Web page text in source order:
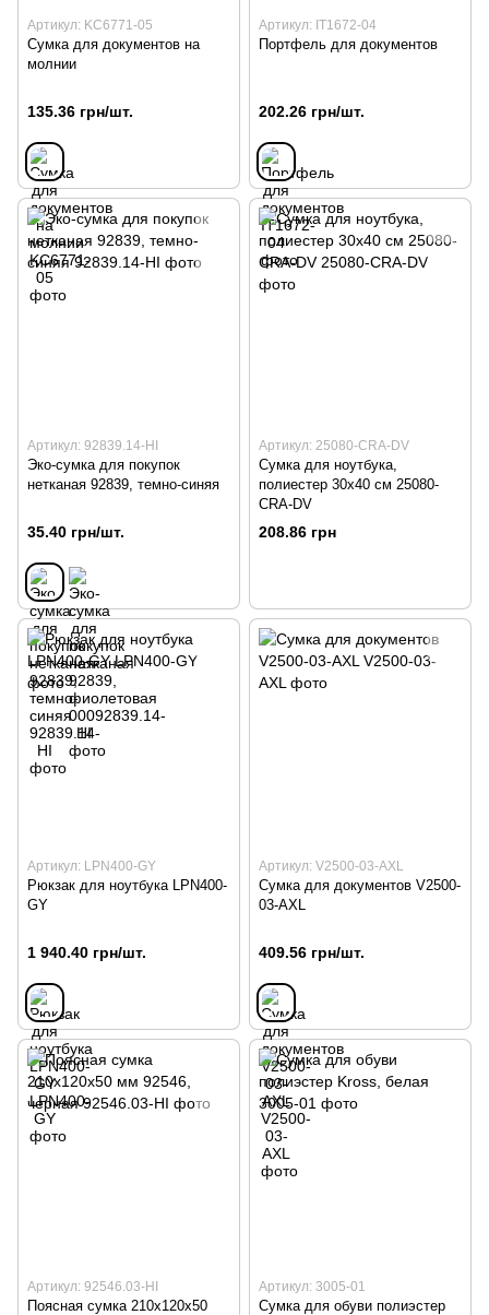
Артикул: KC6771-05
Сумка для документов на
молнии
135.36 грн/шт.
Артикул: IT1672-04
Портфель для документов
202.26 грн/шт.
Артикул: 92839.14-HI
Эко-сумка для покупок
нетканая 92839, темно-синяя
35.40 грн/шт.
Артикул: 25080-CRA-DV
Сумка для ноутбука,
полиестер 30х40 см 25080-
CRA-DV
208.86 грн
Артикул: LPN400-GY
Рюкзак для ноутбука LPN400-
GY
1 940.40 грн/шт.
Артикул: V2500-03-AXL
Сумка для документов V2500-
03-AXL
409.56 грн/шт.
Артикул: 92546.03-HI
Поясная сумка 210х120х50
Артикул: 3005-01
Сумка для обуви полиэстер